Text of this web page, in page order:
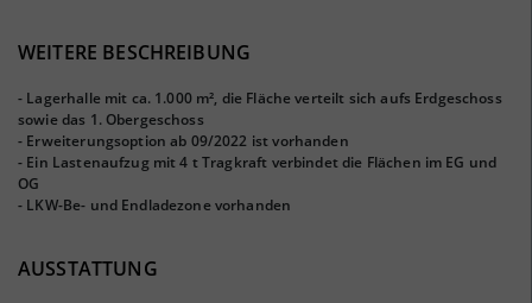
WEITERE BESCHREIBUNG
- Lagerhalle mit ca. 1.000 m², die Fläche verteilt sich aufs Erdgeschoss
sowie das 1. Obergeschoss
- Erweiterungsoption ab 09/2022 ist vorhanden
- Ein Lastenaufzug mit 4 t Tragkraft verbindet die Flächen im EG und
OG
- LKW-Be- und Endladezone vorhanden
AUSSTATTUNG